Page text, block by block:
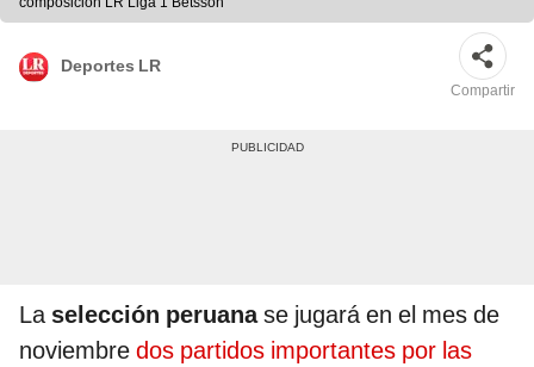
Deportes LR
Compartir
La selección peruanase jugará en el mes de
noviembre dos partidos importantes por las